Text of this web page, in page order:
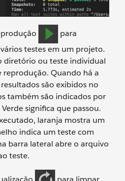
para
testes em um projeto.
diretório ou teste individual
Quando há a
são exibidos no
também são indicados por
significa que passou.
laranja mostra um
indica um teste com
barra lateral abre o arquivo
teste.
para limpar